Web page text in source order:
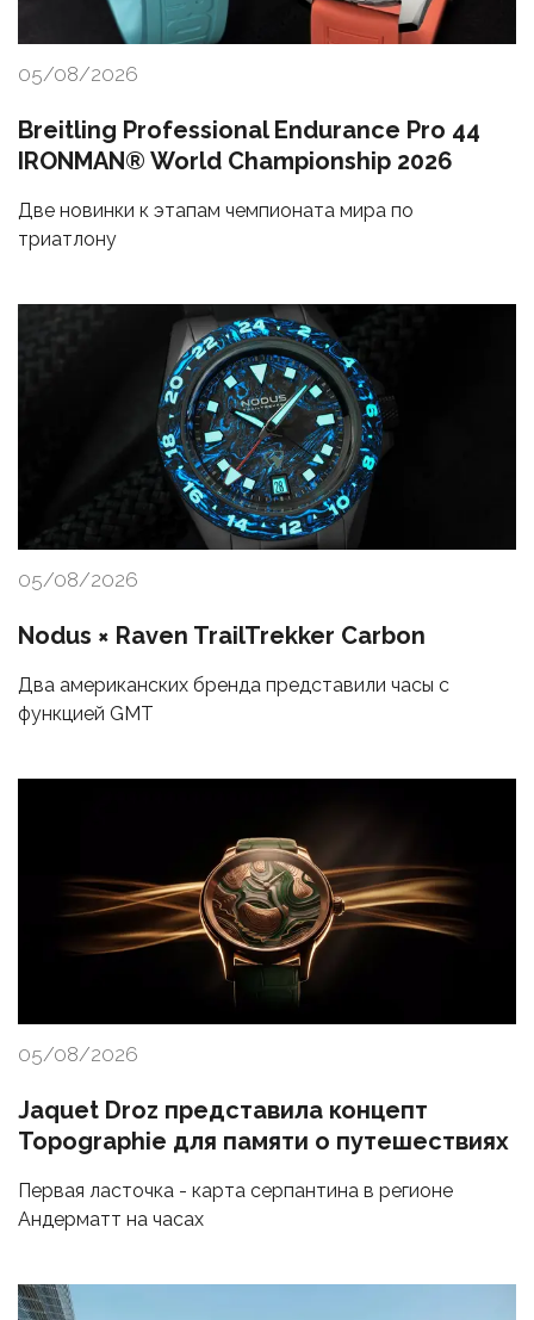
05/08/2026
Breitling Professional Endurance Pro 44
IRONMAN® World Championship 2026
Две новинки к этапам чемпионата мира по
триатлону
05/08/2026
Nodus × Raven TrailTrekker Carbon
Два американских бренда представили часы с
функцией GMT
05/08/2026
Jaquet Droz представила концепт
Topographie для памяти о путешествиях
Первая ласточка - карта серпантина в регионе
Андерматт на часах